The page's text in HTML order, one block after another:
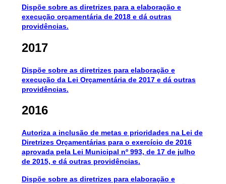
Dispõe sobre as diretrizes para a elaboração e
execução orçamentária de 2018 e dá outras
providências.
2017
Dispõe sobre as diretrizes para elaboração e
execução da Lei Orçamentária de 2017 e dá outras
providências.
2016
Autoriza a inclusão de metas e prioridades na Lei de
Diretrizes Orçamentárias para o exercício de 2016
aprovada pela Lei Municipal nº 993, de 17 de julho
de 2015, e dá outras providências.
Dispõe sobre as diretrizes para elaboração e